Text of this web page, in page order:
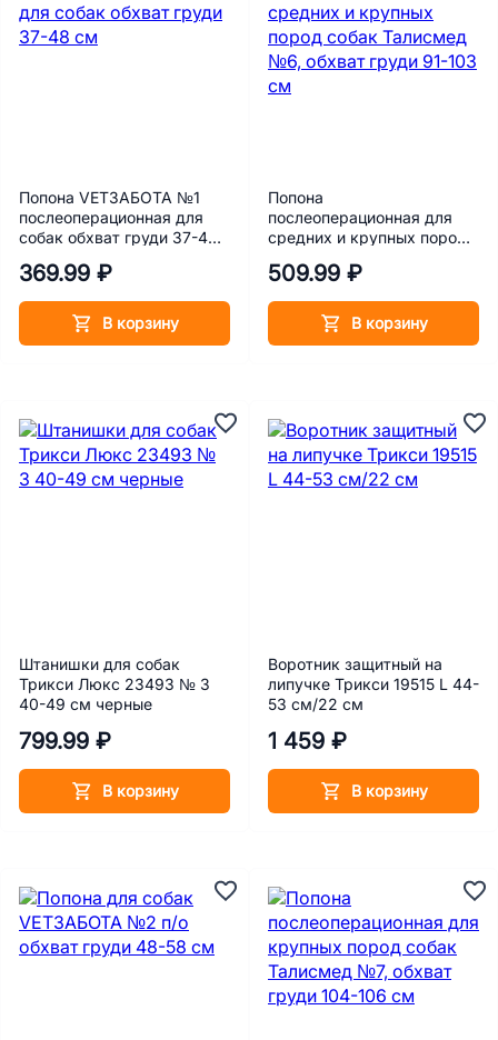
Попона VETЗАБОТА №1
послеоперационная для
собак обхват груди 37-48
369.99 ₽
В корзину
Попона
послеоперационная для
средних и крупных пород
обхват груди 91-103 см
509.99 ₽
В корзину
Штанишки для собак
Трикси Люкс 23493 № 3
40-49 см черные
799.99 ₽
В корзину
Воротник защитный на
липучке Трикси 19515 L 44-
53 см/22 см
1 459 ₽
В корзину